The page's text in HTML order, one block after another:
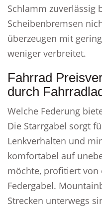
Schlamm zuverlässig
Scheibenbremsen
überzeugen mit
weniger verbreitet.
Fahrrad
durch
Welche Federung
Die Starrgabel sorgt
Lenkverhalten und
komfortabel auf
möchte, profitiert von
Federgabel.
Strecken unterwegs